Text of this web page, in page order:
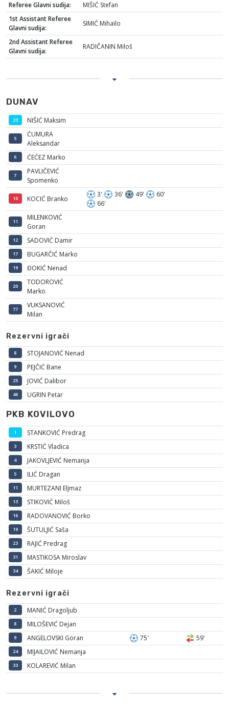
Referee Glavni sudija:
MIŠIĆ Stefan
1st Assistant Referee
Glavni sudija:
SIMIĆ Mihailo
2nd Assistant Referee
Glavni sudija:
RADIČANIN Miloš
DUNAV
23 NIŠIĆ Maksim
5
ĆUMURA
Aleksandar
6 ĆEĆEZ Marko
7
PAVLIČEVIĆ
Spomenko
10 KOCIĆ Branko
3' 36' 49'
60'
66'
11
MILENKOVIĆ
Goran
12 SADOVIĆ Damir
17 BUGARČIĆ Marko
19 ĐOKIĆ Nenad
20
TODOROVIĆ
Marko
77
VUKSANOVIĆ
Milan
Rezervni igrači
8 STOJANOVIĆ Nenad
9 PEJČIĆ Bane
25 JOVIĆ Dalibor
46 UGRIN Petar
PKB KOVILOVO
1 STANKOVIĆ Predrag
3 KRSTIĆ Vladica
4 JAKOVLJEVIĆ Nemanja
5 ILIĆ Dragan
11 MURTEZANI Eljmaz
13 STIKOVIĆ Miloš
16 RADOVANOVIĆ Borko
19 ŠUTULJIĆ Saša
23 RAJIĆ Predrag
31 MASTIKOSA Miroslav
34 ŠAKIĆ Miloje
Rezervni igrači
2 MANIĆ Dragoljub
8 MILOŠEVIĆ Dejan
9 ANGELOVSKI Goran 75' 59'
24 MIJAILOVIĆ Nemanja
33 KOLAREVIĆ Milan